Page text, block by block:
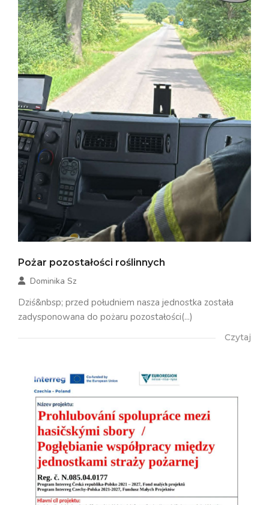
Pożar pozostałości roślinnych
Dominika Sz
Dziś&nbsp; przed południem nasza jednostka została
zadysponowana do pożaru pozostałości(...)
Czytaj